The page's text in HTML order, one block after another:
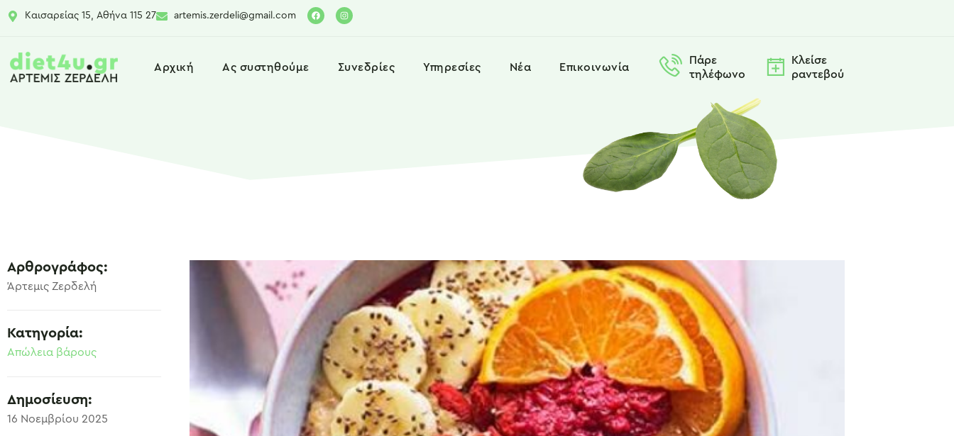
Καισαρείας 15, Αθήνα 115 27 artemis.zerdeli@gmail.com
Αρχική Ας συστηθούμε Συνεδρίες Υπηρεσίες Νέα Επικοινωνία
Πάρε
τηλέφωνο
Κλείσε
ραντεβού
Αρθρογράφος:
Άρτεμις Ζερδελή
Κατηγορία:
Απώλεια βάρους
Δημοσίευση:
16 Νοεμβρίου 2025